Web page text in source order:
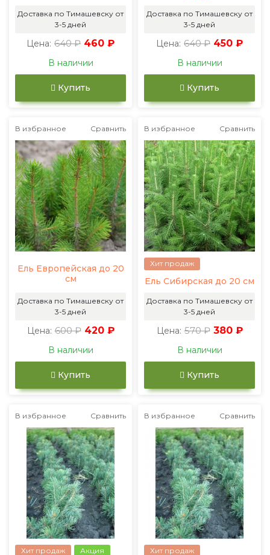
Доставка по Тимашевску от
3-5 дней
Цена: 640 ₽ 460 ₽
В наличии
Купить
Доставка по Тимашевску от
3-5 дней
Цена: 640 ₽ 450 ₽
В наличии
Купить
В избранное Сравнить
Ель Европейская до 20
см
Доставка по Тимашевску от
3-5 дней
Цена: 600 ₽ 420 ₽
В наличии
Купить
В избранное Сравнить
Хит продаж
Ель Сибирская до 20 см
Доставка по Тимашевску от
3-5 дней
Цена: 570 ₽ 380 ₽
В наличии
Купить
В избранное Сравнить
Хит продаж Акция
В избранное Сравнить
Хит продаж